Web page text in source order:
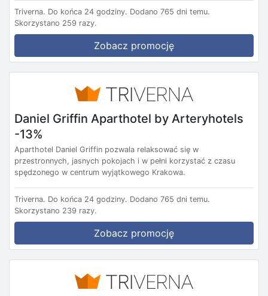
Triverna. Do końca 24 godziny. Dodano 765 dni temu.
Skorzystano 259 razy.
Zobacz promocję
Daniel Griffin Aparthotel by Arteryhotels
-13%
Aparthotel Daniel Griffin pozwala relaksować się w
przestronnych, jasnych pokojach i w pełni korzystać z czasu
spędzonego w centrum wyjątkowego Krakowa.
Triverna. Do końca 24 godziny. Dodano 765 dni temu.
Skorzystano 239 razy.
Zobacz promocję